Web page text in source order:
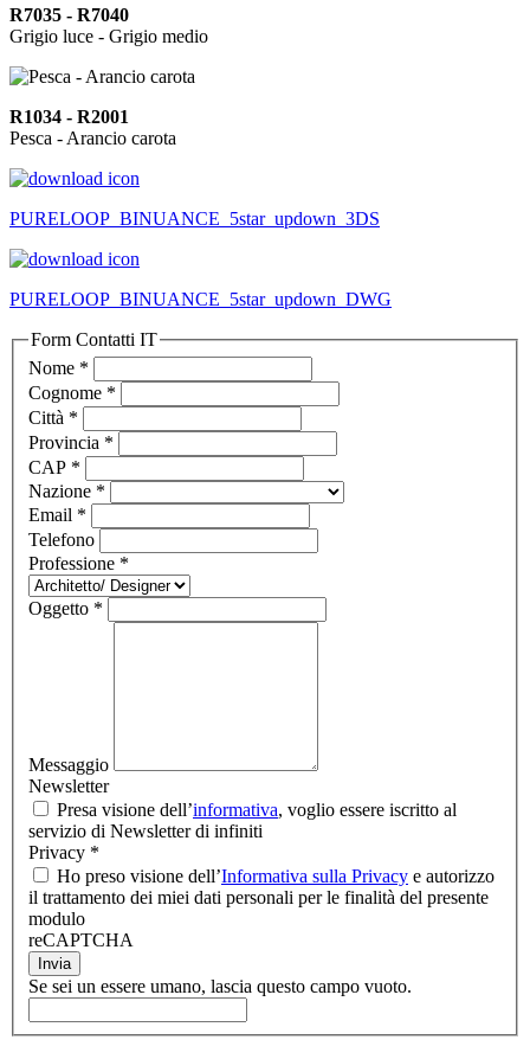
R7035 - R7040
Grigio luce - Grigio medio
R1034 - R2001
Pesca - Arancio carota
PURELOOP_BINUANCE_5star_updown_3DS
PURELOOP_BINUANCE_5star_updown_DWG
Form Contatti IT
Nome *
Cognome *
Città *
Provincia *
CAP *
Nazione *
Email *
Telefono
Professione *
Oggetto *
Messaggio
Newsletter
Presa visione dell’informativa, voglio essere iscritto al
servizio di Newsletter di infiniti
Privacy *
Ho preso visione dell’Informativa sulla Privacy e autorizzo
il trattamento dei miei dati personali per le finalità del presente
modulo
reCAPTCHA
Invia
Se sei un essere umano, lascia questo campo vuoto.